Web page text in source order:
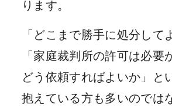
ります。
「どこまで勝手に処分して
「家庭裁判所の許可は必要
どう依頼すればよいか」と
抱えている方も多いのでは